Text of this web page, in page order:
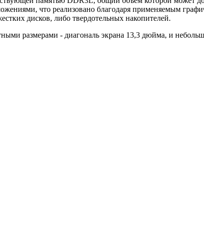
что реализовано благодаря применяемым
дисков, либо твердотельных накопителей.
размерами - диагональ экрана 13,3 дюйма, и